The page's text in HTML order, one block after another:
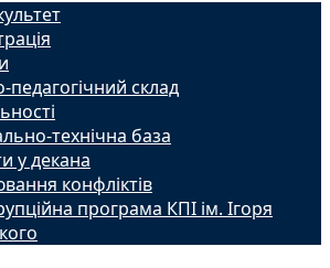
педагогічний склад
технічна база
у декана
конфліктів
програма КПІ ім. Ігоря